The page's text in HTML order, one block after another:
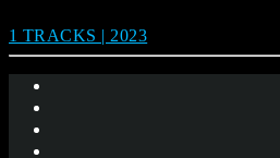
1 TRACKS | 2023